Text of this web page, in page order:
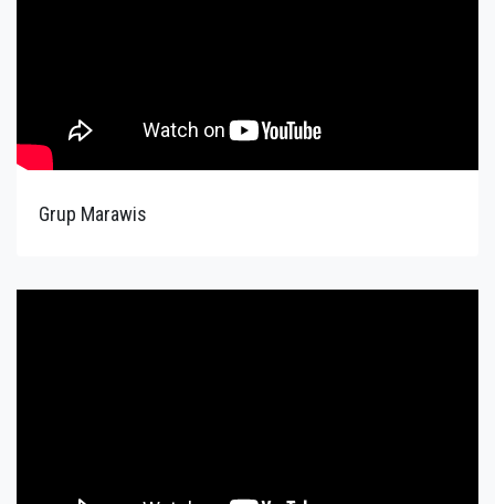
Grup Marawis